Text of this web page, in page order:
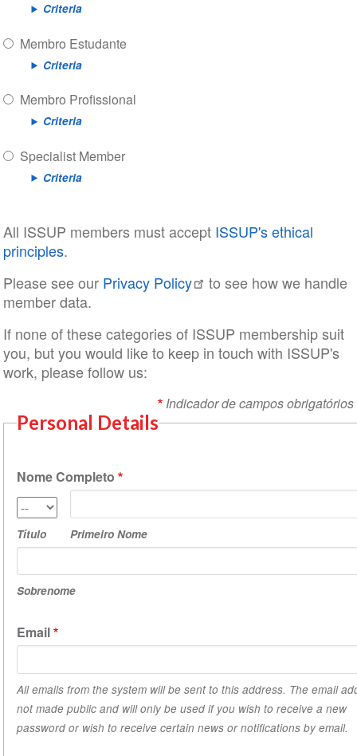
Criteria
Membro Estudante
Criteria
Membro Profissional
Criteria
Specialist Member
Criteria
All ISSUP members must accept ISSUP's ethical
principles.
Please see our Privacy Policy
to see how we handle
member data.
If none of these categories of ISSUP membership suit
you, but you would like to keep in touch with ISSUP's
work, please follow us:
Indicador de campos obrigatórios
Personal Details
Nome Completo
Título
Título
Nome
Primeiro Nome
Sobrenome
Email
All emails from the system will be sent to this address. The email
not made public and will only be used if you wish to receive a new
password or wish to receive certain news or notifications by email.